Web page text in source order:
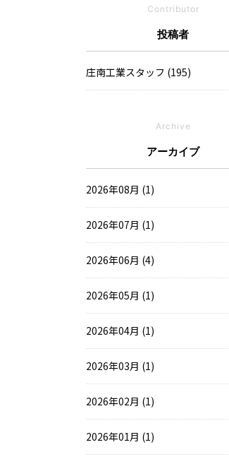
Contributor
投稿者
庄南工業スタッフ (195)
Archive
アーカイブ
2026年08月 (1)
2026年07月 (1)
2026年06月 (4)
2026年05月 (1)
2026年04月 (1)
2026年03月 (1)
2026年02月 (1)
2026年01月 (1)